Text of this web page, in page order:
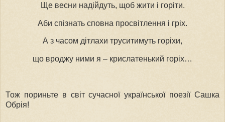
Ще весни надійдуть, щоб жити і горіти.
Аби спізнать сповна просвітлення і гріх.
А з часом дітлахи труситимуть горіхи,
що вроджу ними я – крислатенький горіх…
Тож пориньте в світ сучасної української поезії Сашка
Обрія!